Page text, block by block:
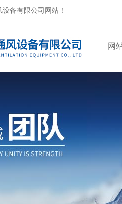
备有限公司网站！
网